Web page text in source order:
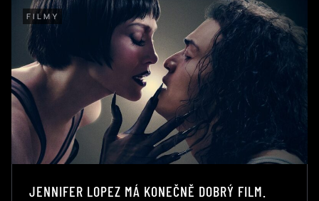
FILMY
JENNIFER LOPEZ MÁ KONEČNĚ DOBRÝ FILM.